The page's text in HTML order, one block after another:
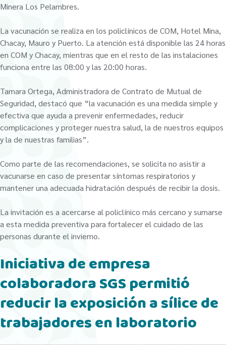
Minera Los Pelambres.
La vacunación se realiza en los policlínicos de COM, Hotel Mina,
Chacay, Mauro y Puerto. La atención está disponible las 24 horas
en COM y Chacay, mientras que en el resto de las instalaciones
funciona entre las 08:00 y las 20:00 horas.
Tamara Ortega, Administradora de Contrato de Mutual de
Seguridad, destacó que “la vacunación es una medida simple y
efectiva que ayuda a prevenir enfermedades, reducir
complicaciones y proteger nuestra salud, la de nuestros equipos
y la de nuestras familias”.
Como parte de las recomendaciones, se solicita no asistir a
vacunarse en caso de presentar síntomas respiratorios y
mantener una adecuada hidratación después de recibir la dosis.
La invitación es a acercarse al policlínico más cercano y sumarse
a esta medida preventiva para fortalecer el cuidado de las
personas durante el invierno.
Iniciativa de empresa
colaboradora SGS permitió
reducir la exposición a sílice de
trabajadores en laboratorio